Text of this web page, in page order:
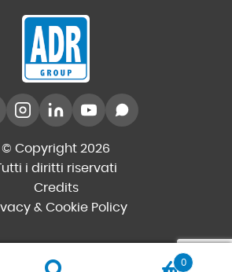
© Copyright 2026
i diritti riservati
Credits
& Cookie Policy
0